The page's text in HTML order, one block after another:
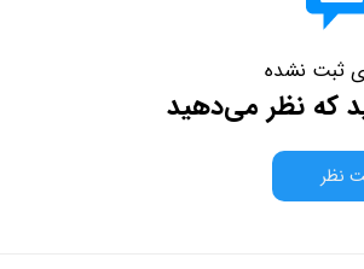
ثبت نشده
که نظر می‌دهید
نظر